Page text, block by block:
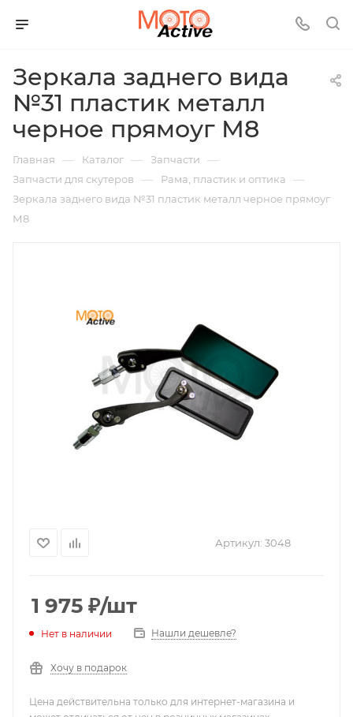
Зеркала заднего вида
№31 пластик металл
черное прямоуг М8
Главная — Каталог — Запчасти —
Запчасти для скутеров — Рама, пластик и оптика —
Зеркала заднего вида №31 пластик металл черное прямоуг
М8
Артикул: 3048
1 975 ₽/шт
Нет в наличии Нашли дешевле?
Хочу в подарок
Цена действительна только для интернет-магазина и